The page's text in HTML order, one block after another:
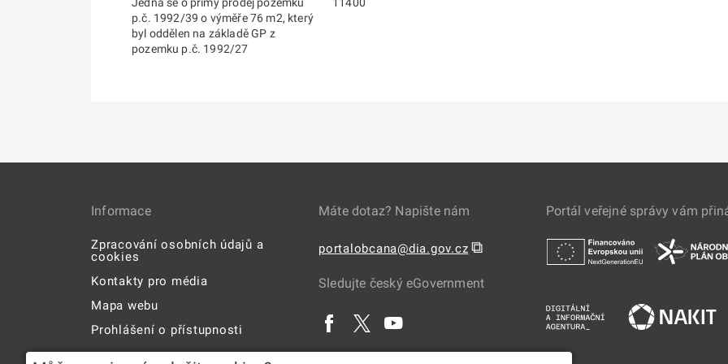
p.č. 1992/39 o výměře 76 m2, který
byl oddělen na základě GP z
pozemku p.č. 1992/27
Informace
Zpracování osobních údajů a
cookies
Kontakty pro média
Mapa webu
Prohlášení o přístupnosti
Máte dotaz? Napište nám
portalobcana@dia.gov.cz ⧉
Sledujte český eGovernment
Portál veřejné správy vám